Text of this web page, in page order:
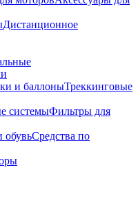
Дистанционное
и баллоныТреккинговые
системыФильтры для
обувьСредства по